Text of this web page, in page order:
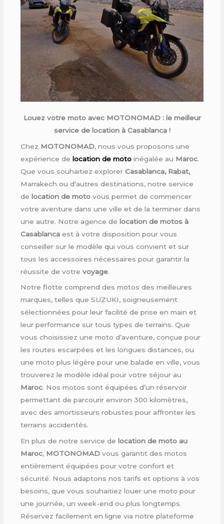
Louez votre moto avec MOTONOMAD : le meilleur
service de location à Casablanca !
Chez MOTONOMAD, nous vous proposons une
expérience de location de moto inégalée au Maroc.
Que vous souhaitiez explorer Casablanca, Rabat,
Marrakech ou d'autres destinations, notre service
delocation de moto vous permet de commencer
votre aventure dans une ville et de la terminer dans
une autre. Notre agence delocation de motos à
Casablanca est à votre disposition pour vous
conseiller sur le modèle qui vous convient et sur
tous les accessoires nécessaires pour garantir la
réussite de votre voyage.
Notre flotte comprend des motos des meilleures
marques, telles que SUZUKI, soigneusement
sélectionnées pour leur facilité de prise en main et
leur performance sur tous types de terrains. Que
vous choisissiez une moto d’aventure, conçue pour
les routes escarpées et les longues distances, ou
une moto plus légère pour une balade en ville, vous
trouverez le modèle idéal pour votre séjour au
Maroc. Nos motos sont équipées d’un réservoir
permettant de parcourir environ 300 kilomètres,
avec des amortisseurs robustes pour affronter les
terrains accidentés.
En plus de notre service de location de moto au
Maroc, MOTONOMAD vous garantit des motos
entièrement équipées pour votre confort et
sécurité. Nous adaptons nos tarifs et options à vos
besoins, que vous souhaitiez louer une moto pour
une journée, un week-end ou plus longtemps.
Réservez facilement en ligne via notre plateforme